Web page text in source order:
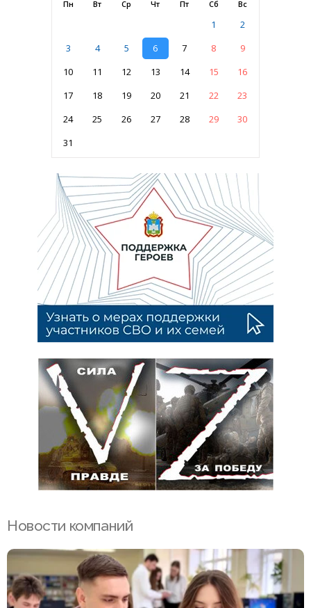
Пн Вт Ср Чт Пт Сб Вс
1
2
3
4 5 6 7 8
9
10
11 12 13 14 15
16
17
18 19 20 21 22
23
24
25 26 27 28 29
30
31
Новости компаний